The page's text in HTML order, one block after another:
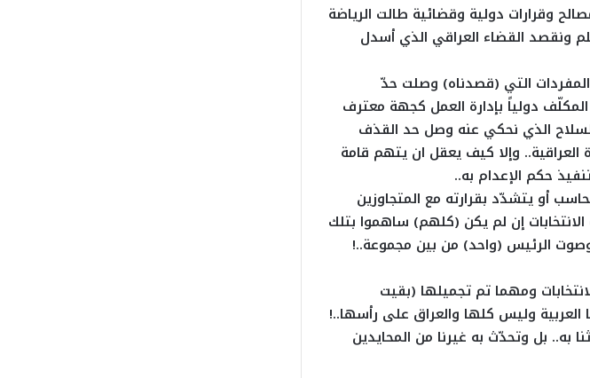
وقرارات دولية وقضائية طالت الرياضة
ونقصد القضاء العراقي الذي أسدل
التي (قصدناه) وصلت حدّ
دولياً بإدارة العمل كجهة معترف
الذي نحكي عنه وصل حد القذف
وإلا كيف يعقل ان يتهم قامة
حكم الإعدام به..
أو يتشدّد بقرارته مع المتجاوزين
الانتخابات إن لم يكن (كلهم) ساهموا بتلك
الرئيس (واحد) من بين مجموعة..!
ومهما تم تجميلها (بقيت
وليس كلها والعراق على رأسها..!
بل وتحدّث به غيرنا من المحايدين